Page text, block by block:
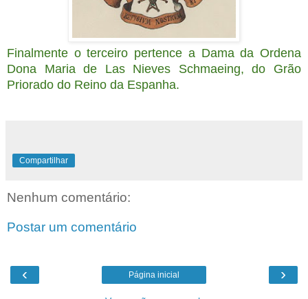
Finalmente o terceiro pertence a Dama da Ordena
Dona Maria de Las Nieves Schmaeing, do Grão
Priorado do Reino da Espanha.
Compartilhar
Nenhum comentário:
Postar um comentário
‹ ›
Página inicial